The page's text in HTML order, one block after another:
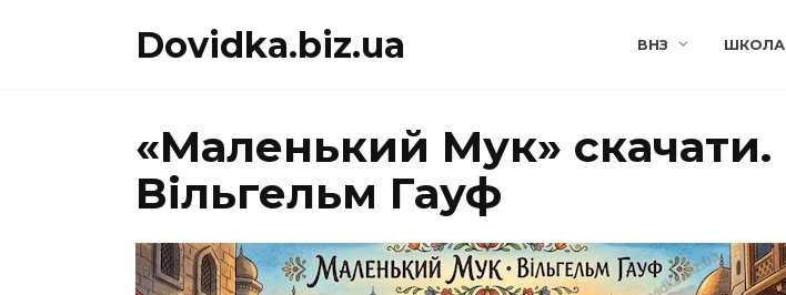
Dovidka.biz.ua ВНЗ ШКОЛА
«Маленький Мук» скачати.
Вільгельм Гауф